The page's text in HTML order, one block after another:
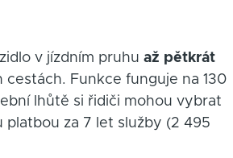
v jízdním pruhuaž pětkrát
Funkce funguje na 130
lhůtě si řidiči mohou vybrat
platbou za 7 let služby (2 495